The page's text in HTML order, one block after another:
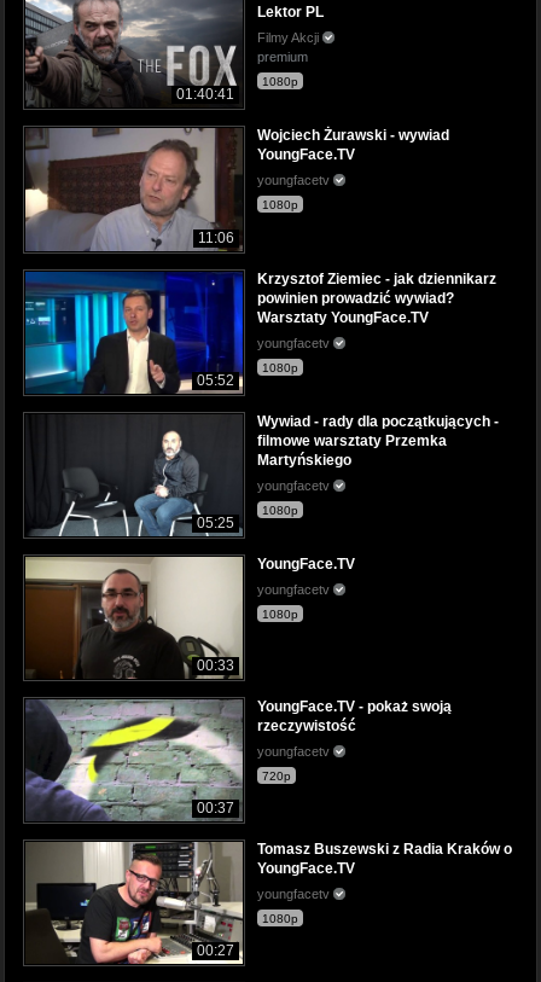
01:40:41
Lektor PL
Filmy Akcji
premium
1080p
11:06
Wojciech Żurawski - wywiad
YoungFace.TV
youngfacetv
1080p
05:52
Krzysztof Ziemiec - jak dziennikarz
powinien prowadzić wywiad?
Warsztaty YoungFace.TV
youngfacetv
1080p
05:25
Wywiad - rady dla początkujących -
filmowe warsztaty Przemka
Martyńskiego
youngfacetv
1080p
00:33
YoungFace.TV
youngfacetv
1080p
00:37
YoungFace.TV - pokaż swoją
rzeczywistość
youngfacetv
720p
00:27
Tomasz Buszewski z Radia Kraków o
YoungFace.TV
youngfacetv
1080p